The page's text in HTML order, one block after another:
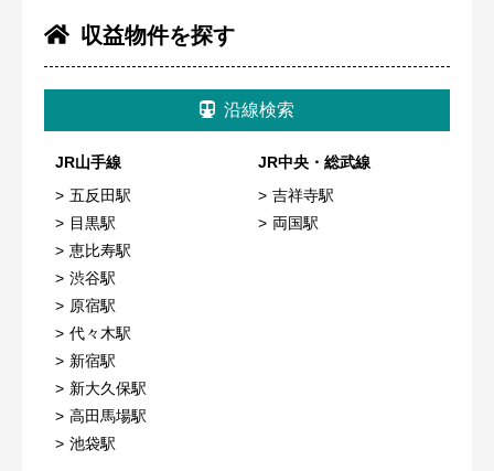
収益物件を探す
沿線検索
JR山手線
五反田駅
目黒駅
恵比寿駅
渋谷駅
原宿駅
代々木駅
新宿駅
新大久保駅
高田馬場駅
池袋駅
JR中央・総武線
吉祥寺駅
両国駅